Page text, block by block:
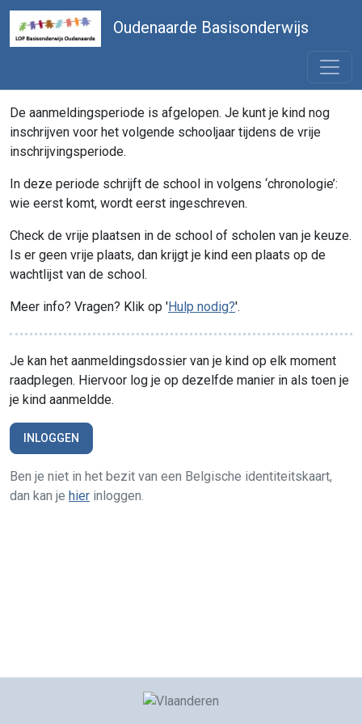
Oudenaarde Basisonderwijs
De aanmeldingsperiode is afgelopen. Je kunt je kind nog
inschrijven voor het volgende schooljaar tijdens de vrije
inschrijvingsperiode.
In deze periode schrijft de school in volgens ‘chronologie’:
wie eerst komt, wordt eerst ingeschreven.
Check de vrije plaatsen in de school of scholen van je keuze.
Is er geen vrije plaats, dan krijgt je kind een plaats op de
wachtlijst van de school.
Meer info? Vragen? Klik op 'Hulp nodig?'.
Je kan het aanmeldingsdossier van je kind op elk moment
raadplegen. Hiervoor log je op dezelfde manier in als toen je
je kind aanmeldde.
INLOGGEN
Ben je niet in het bezit van een Belgische identiteitskaart,
dan kan je hier inloggen.